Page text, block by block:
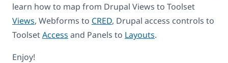
learn how to map from Drupal Views to Toolset
Views, Webforms to CRED, Drupal access controls to
ToolsetAccess and Panels to Layouts.
Enjoy!